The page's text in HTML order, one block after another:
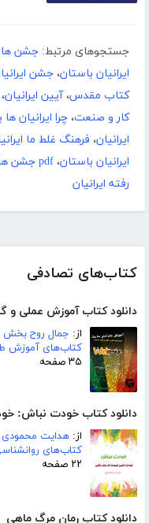
کتاب‌های تصادفی
دانلود کتاب آموزش عملی و
از: جمال روح بخش
کتاب‌های آموزش
۳۵ صفحه
دانلود کتاب خودت نباش:
از: هدایت محمودی
کتاب‌های
۲۲ صفحه
دانلود کتاب رمان مرگ ماهی
جستجوهای مرتبط: جشن
ایرانیان باستان، جشن
کتاب مقدس،آیین ایرانیان،
کار و صنعت، چرا ایرانیان
ایرانیان، فرهنگ غلط ما
ایرانیان باستان، pdf جشن های ایرانیان باستان
رفته ایرانیان